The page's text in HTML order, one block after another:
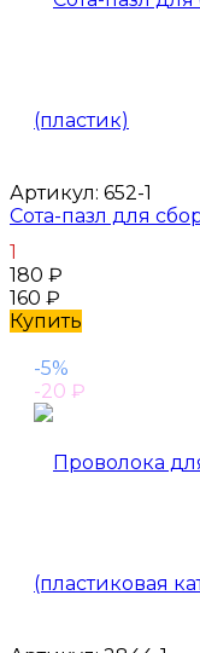
Артикул: 652-1
Сота-пазл для
1
180 ₽
160 ₽
Купить
-5%
-20 ₽